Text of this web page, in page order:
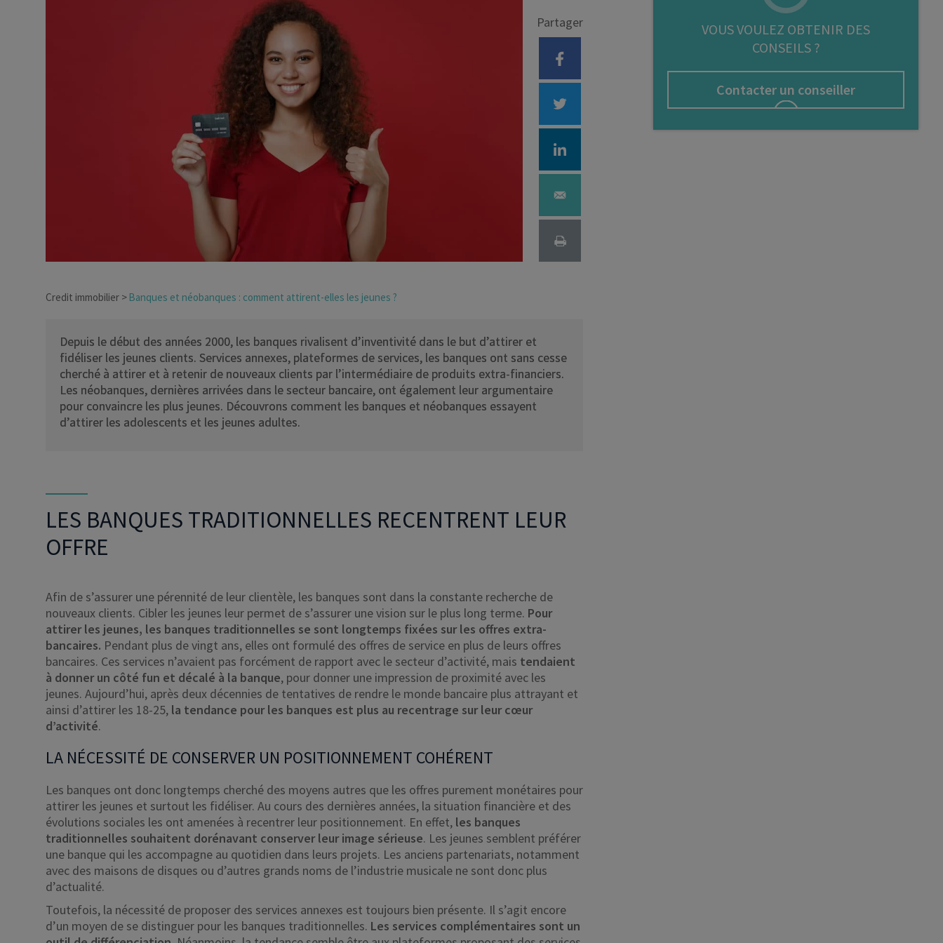
Dirigeant d’entreprise
Conseils fiscalité d’entreprise Loi Pinel
Anciens dispositifs
Investissement locatif
Partager
Credit immobilier Banques et néobanques : comment attirent-elles les jeunes ?
Depuis le début des années 2000, les banques rivalisent d’inventivité dans le but d’attirer et
fidéliser les jeunes clients. Services annexes, plateformes de services, les banques ont sans cesse
cherché à attirer et à retenir de nouveaux clients par l’intermédiaire de produits extra-financiers.
Les néobanques, dernières arrivées dans le secteur bancaire, ont également leur argumentaire
pour convaincre les plus jeunes. Découvrons comment les banques et néobanques essayent
d’attirer les adolescents et les jeunes adultes.
LES BANQUES TRADITIONNELLES RECENTRENT LEUR
OFFRE
Afin de s’assurer une pérennité de leur clientèle, les banques sont dans la constante recherche de
nouveaux clients. Cibler les jeunes leur permet de s’assurer une vision sur le plus long terme. Pour
attirer les jeunes, les banques traditionnelles se sont longtemps fixées sur les offres extra-
bancaires. Pendant plus de vingt ans, elles ont formulé des offres de service en plus de leurs offres
bancaires. Ces services n’avaient pas forcément de rapport avec le secteur d’activité, mais tendaient
à donner un côté fun et décalé à la banque, pour donner une impression de proximité avec les
jeunes. Aujourd’hui, après deux décennies de tentatives de rendre le monde bancaire plus attrayant et
ainsi d’attirer les 18-25, la tendance pour les banques est plus au recentrage sur leur cœur
d’activité.
LA NÉCESSITÉ DE CONSERVER UN POSITIONNEMENT COHÉRENT
Les banques ont donc longtemps cherché des moyens autres que les offres purement monétaires pour
attirer les jeunes et surtout les fidéliser. Au cours des dernières années, la situation financière et des
évolutions sociales les ont amenées à recentrer leur positionnement. En effet, les banques
traditionnelles souhaitent dorénavant conserver leur image sérieuse. Les jeunes semblent préférer
une banque qui les accompagne au quotidien dans leurs projets. Les anciens partenariats, notamment
avec des maisons de disques ou d’autres grands noms de l’industrie musicale ne sont donc plus
d’actualité.
Toutefois, la nécessité de proposer des services annexes est toujours bien présente. Il s’agit encore
d’un moyen de se distinguer pour les banques traditionnelles. Les services complémentaires sont un
VOUS VOULEZ OBTENIR DES
CONSEILS ?
Contacter un conseiller